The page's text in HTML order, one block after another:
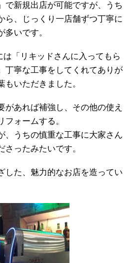
で新規出店が可能ですが、うち
ら、じっくり一店舗ずつ丁寧に
いです。
「リキッドさんに入ってもら
丁寧な工事をしてくれてありが
もいただきました。
があれば補強し、その他の使え
フォームする。
、うちの慎重な工事に大家さん
ったみたいです。
した、魅力的なお店を造ってい